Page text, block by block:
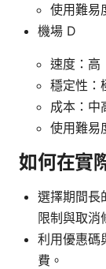
使用難易
機場 D
速度：高
穩定性：
成本：中
使用難易
如何在實
選擇期間長
限制與取消
利用優惠碼
費。